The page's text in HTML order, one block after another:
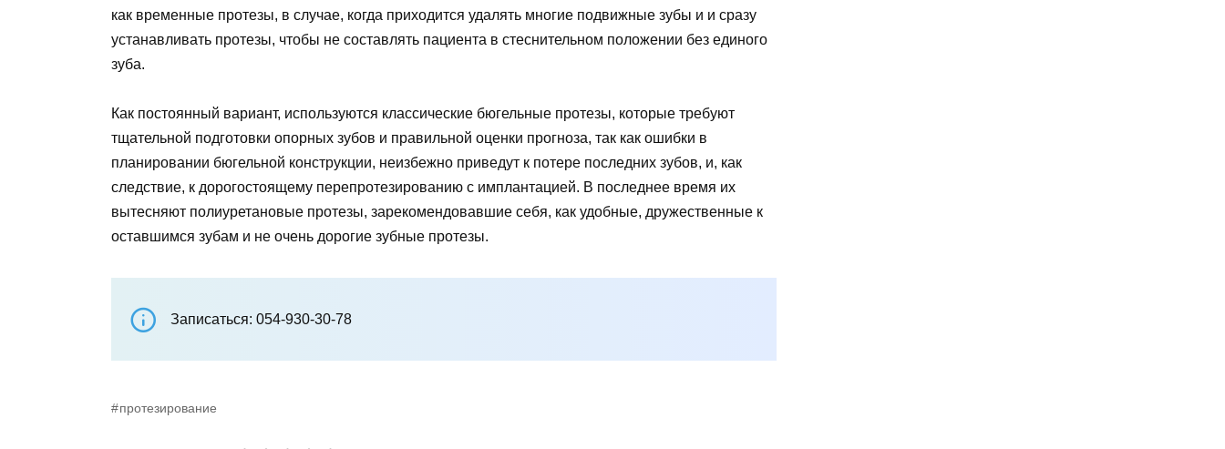
как временные протезы, в случае, когда приходится удалять многие подвижные зубы и и сразу
устанавливать протезы, чтобы не составлять пациента в стеснительном положении без единого
зуба.
Как постоянный вариант, используются классические бюгельные протезы, которые требуют
тщательной подготовки опорных зубов и правильной оценки прогноза, так как ошибки в
планировании бюгельной конструкции, неизбежно приведут к потере последних зубов, и, как
следствие, к дорогостоящему перепротезированию с имплантацией. В последнее время их
вытесняют полиуретановые протезы, зарекомендовавшие себя, как удобные, дружественные к
оставшимся зубам и не очень дорогие зубные протезы.
Записаться: 054-930-30-78
протезирование